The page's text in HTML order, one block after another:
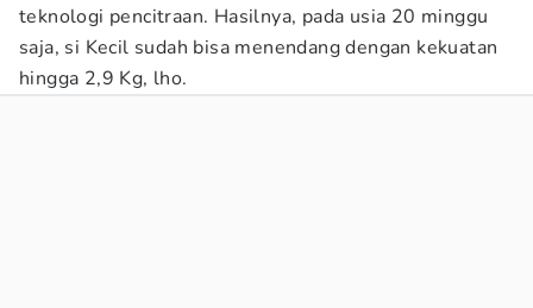
teknologi pencitraan. Hasilnya, pada usia 20 minggu
saja, si Kecil sudah bisa menendang dengan kekuatan
hingga 2,9 Kg, lho.